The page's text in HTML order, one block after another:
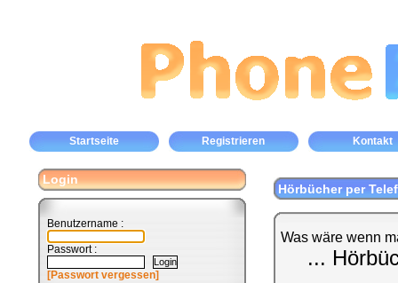
Startseite Registrieren Kontakt
Login
Benutzername :
Passwort :
[Passwort vergessen]
Hörbücher per
Was wäre wenn
...